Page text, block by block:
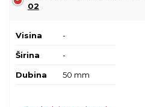
02
Visina -
Širina -
Dubina 50 mm